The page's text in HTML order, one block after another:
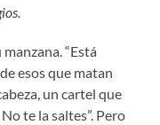
“Está
esos que matan
un cartel que
te la saltes”. Pero